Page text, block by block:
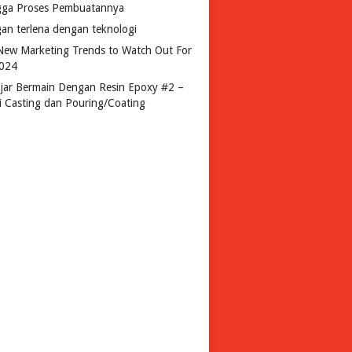
Proses Pembuatannya
terlena dengan teknologi
Marketing Trends to Watch Out For
Bermain Dengan Resin Epoxy #2 –
Casting dan Pouring/Coating